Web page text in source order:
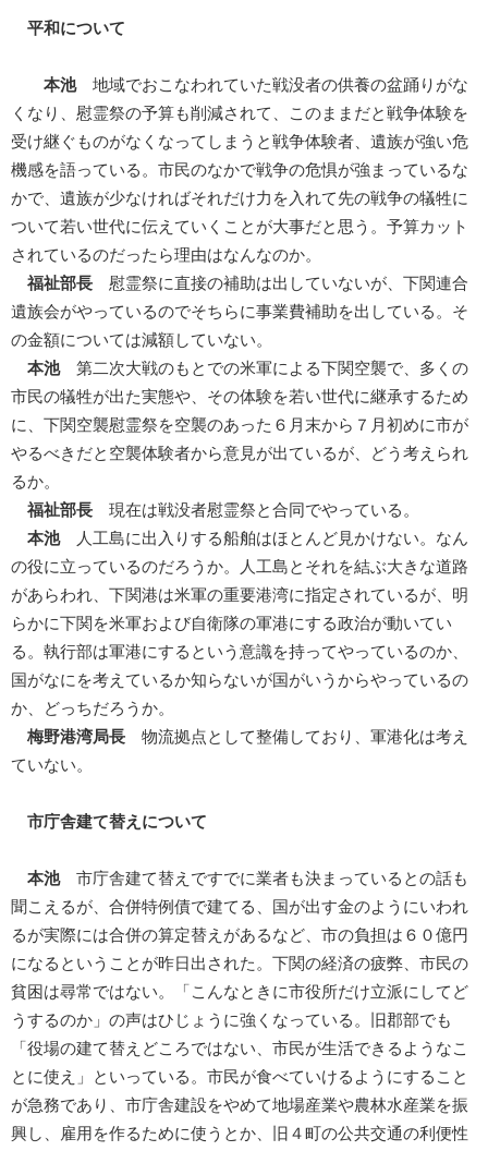
平和について
本池地域でおこなわれていた戦没者の供養の盆踊りがな
くなり、慰霊祭の予算も削減されて、このままだと戦争体験を
受け継ぐものがなくなってしまうと戦争体験者、遺族が強い危
機感を語っている。市民のなかで戦争の危惧が強まっているな
かで、遺族が少なければそれだけ力を入れて先の戦争の犠牲に
ついて若い世代に伝えていくことが大事だと思う。予算カット
されているのだったら理由はなんなのか。
福祉部長 慰霊祭に直接の補助は出していないが、下関連合
遺族会がやっているのでそちらに事業費補助を出している。そ
の金額については減額していない。
本池 第二次大戦のもとでの米軍による下関空襲で、多くの
市民の犠牲が出た実態や、その体験を若い世代に継承するため
に、下関空襲慰霊祭を空襲のあった６月末から７月初めに市が
やるべきだと空襲体験者から意見が出ているが、どう考えられ
るか。
福祉部長 現在は戦没者慰霊祭と合同でやっている。
本池人工島に出入りする船舶はほとんど見かけない。なん
の役に立っているのだろうか。人工島とそれを結ぶ大きな道路
があらわれ、下関港は米軍の重要港湾に指定されているが、明
らかに下関を米軍および自衛隊の軍港にする政治が動いてい
る。執行部は軍港にするという意識を持ってやっているのか、
国がなにを考えているか知らないが国がいうからやっているの
か、どっちだろうか。
梅野港湾局長 物流拠点として整備しており、軍港化は考え
ていない。
市庁舎建て替えについて
本池 市庁舎建て替えですでに業者も決まっているとの話も
聞こえるが、合併特例債で建てる、国が出す金のようにいわれ
るが実際には合併の算定替えがあるなど、市の負担は６０億円
になるということが昨日出された。下関の経済の疲弊、市民の
貧困は尋常ではない。「こんなときに市役所だけ立派にしてど
うするのか」の声はひじょうに強くなっている。旧郡部でも
「役場の建て替えどころではない、市民が生活できるようなこ
とに使え」といっている。市民が食べていけるようにすること
が急務であり、市庁舎建設をやめて地場産業や農林水産業を振
興し、雇用を作るために使うとか、旧４町の公共交通の利便性